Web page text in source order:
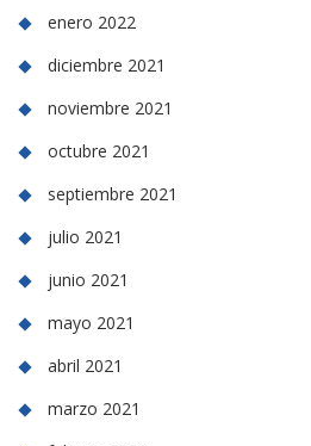
enero 2022
diciembre 2021
noviembre 2021
octubre 2021
septiembre 2021
julio 2021
junio 2021
mayo 2021
abril 2021
marzo 2021